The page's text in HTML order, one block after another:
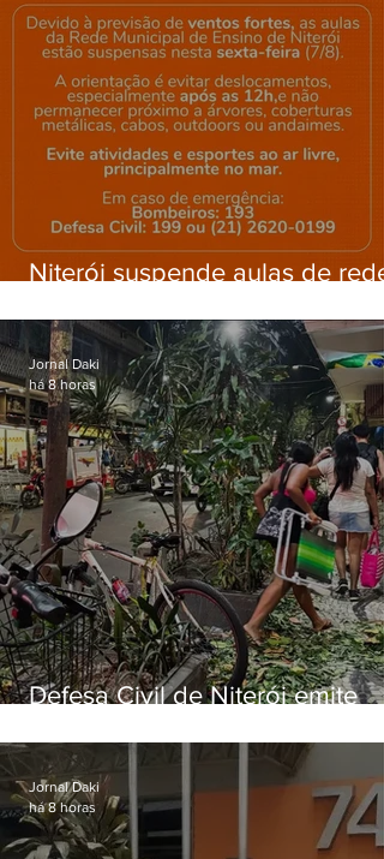
Niterói suspende aulas de rede
ventos fortes nesta sexta (7)
Defesa Civil de Niterói emite
sexta-feira (07)
Jornal Daki
há 8 horas
Jornal Daki
há 8 horas